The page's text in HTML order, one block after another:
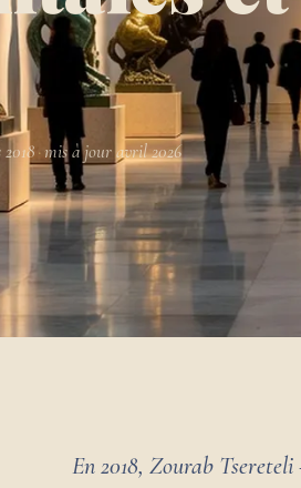
·mis à jour avril 2026
En 2018, Zourab